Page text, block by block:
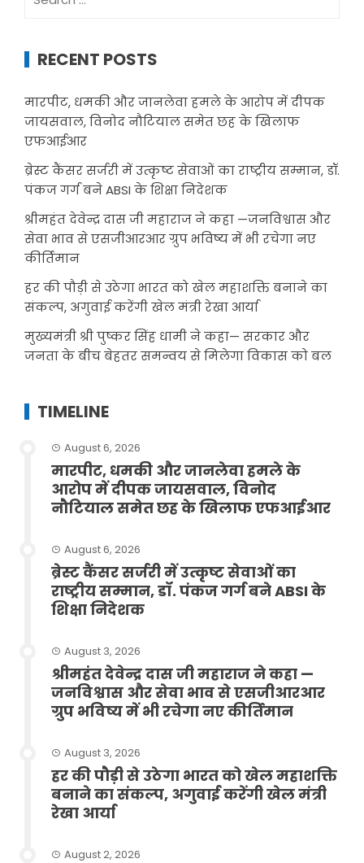
for:
RECENT POSTS
मारपीट, धमकी और जानलेवा हमले के आरोप में दीपक
जायसवाल, विनोद नौटियाल समेत छह के खिलाफ
एफआईआर
ब्रेस्ट कैंसर सर्जरी में उत्कृष्ट सेवाओं का राष्ट्रीय सम्मान, डॉ.
पंकज गर्ग बने ABSI के शिक्षा निदेशक
श्रीमहंत देवेन्द्र दास जी महाराज ने कहा —जनविश्वास और
सेवा भाव से एसजीआरआर ग्रुप भविष्य में भी रचेगा नए
कीर्तिमान
हर की पौड़ी से उठेगा भारत को खेल महाशक्ति बनाने का
संकल्प, अगुवाई करेंगी खेल मंत्री रेखा आर्या
मुख्यमंत्री श्री पुष्कर सिंह धामी ने कहा— सरकार और
जनता के बीच बेहतर समन्वय से मिलेगा विकास को बल
TIMELINE
August 6, 2026
मारपीट, धमकी और जानलेवा हमले के
आरोप में दीपक जायसवाल, विनोद
नौटियाल समेत छह के खिलाफ एफआईआर
August 6, 2026
ब्रेस्ट कैंसर सर्जरी में उत्कृष्ट सेवाओं का
राष्ट्रीय सम्मान, डॉ. पंकज गर्ग बने ABSI के
शिक्षा निदेशक
August 3, 2026
श्रीमहंत देवेन्द्र दास जी महाराज ने कहा —
जनविश्वास और सेवा भाव से एसजीआरआर
ग्रुप भविष्य में भी रचेगा नए कीर्तिमान
August 3, 2026
हर की पौड़ी से उठेगा भारत को खेल महाशक्ति
बनाने का संकल्प, अगुवाई करेंगी खेल मंत्री
रेखा आर्या
August 2, 2026